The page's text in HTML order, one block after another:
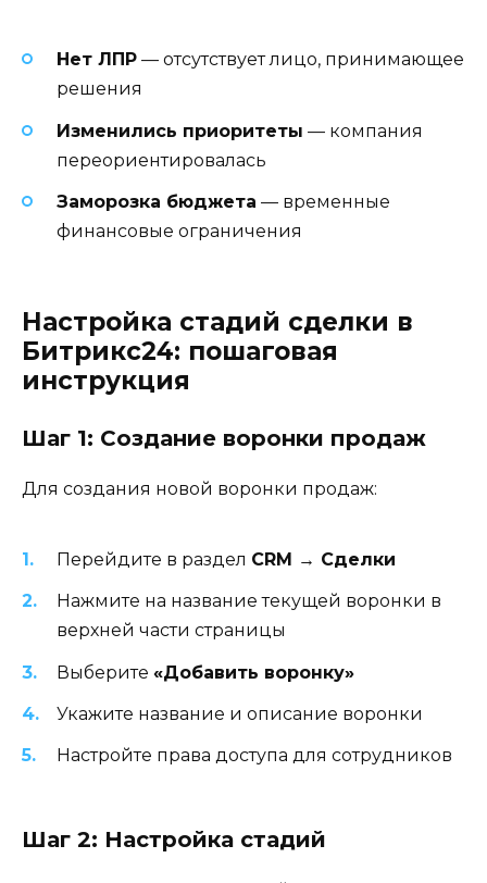
Нет ЛПР — отсутствует лицо, принимающее
решения
Изменились приоритеты — компания
переориентировалась
Заморозка бюджета — временные
финансовые ограничения
Настройка стадий сделки в
Битрикс24: пошаговая
инструкция
Шаг 1: Создание воронки продаж
Для создания новой воронки продаж:
Перейдите в раздел CRM → Сделки
Нажмите на название текущей воронки в
верхней части страницы
Выберите «Добавить воронку»
Укажите название и описание воронки
Настройте права доступа для сотрудников
Шаг 2: Настройка стадий